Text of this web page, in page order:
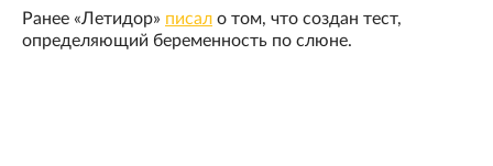
Ранее «Летидор» писал о том, что создан тест,
определяющий беременность по слюне.